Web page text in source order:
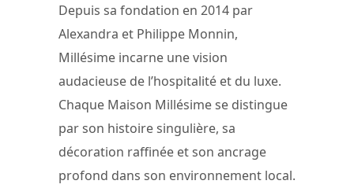
Depuis sa fondation en 2014 par
Alexandra et Philippe Monnin,
Millésime incarne une vision
audacieuse de l’hospitalité et du luxe.
Chaque Maison Millésime se distingue
par son histoire singulière, sa
décoration raffinée et son ancrage
profond dans son environnement local.